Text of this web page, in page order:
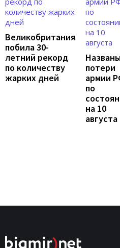
Великобритания
побила 30-
летний рекорд
по количеству
жарких дней
потери
армии
по
на 10
августа